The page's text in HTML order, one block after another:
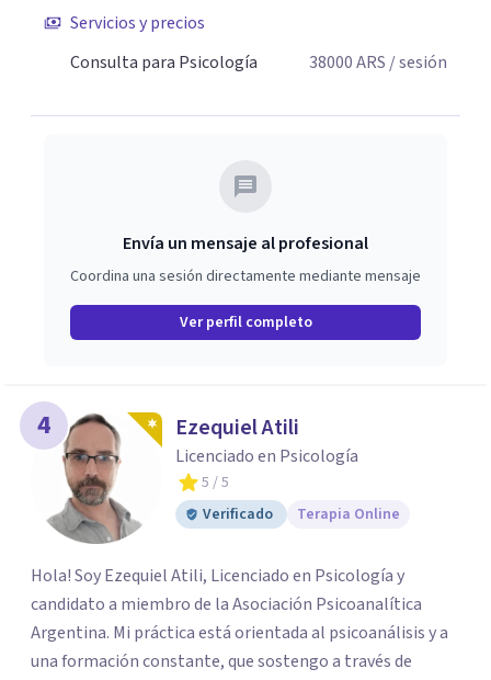
Servicios y precios
Consulta para Psicología
38000ARS / sesión
Envía un mensaje al profesional
Coordina una sesión directamente mediante mensaje
Ver perfil completo
4 Ezequiel Atili
Licenciado en Psicología
5 / 5
Verificado
Terapia Online
Hola! Soy Ezequiel Atili, Licenciado en Psicología y
candidato a miembro de la Asociación Psicoanalítica
Argentina. Mi práctica está orientada al psicoanálisis y a
una formación constante, que sostengo a través de